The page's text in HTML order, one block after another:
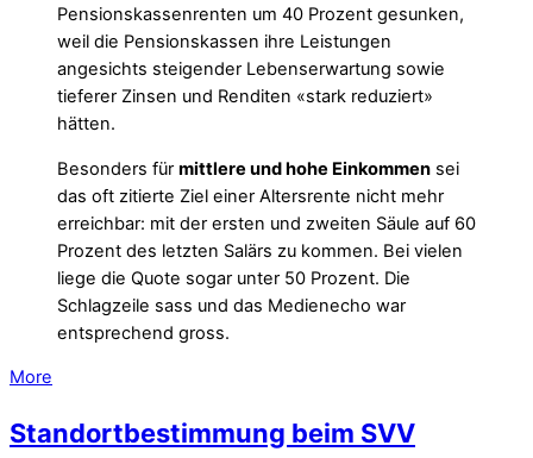
Pensionskassenrenten um 40 Prozent gesunken,
weil die Pensionskassen ihre Leistungen
angesichts steigender Lebenserwartung sowie
tieferer Zinsen und Renditen «stark reduziert»
hätten.
Besonders für mittlere und hohe Einkommen sei
das oft zitierte Ziel einer Altersrente nicht mehr
erreichbar: mit der ersten und zweiten Säule auf 60
Prozent des letzten Salärs zu kommen. Bei vielen
liege die Quote sogar unter 50 Prozent. Die
Schlagzeile sass und das Medienecho war
entsprechend gross.
More
Standortbestimmung beim SVV